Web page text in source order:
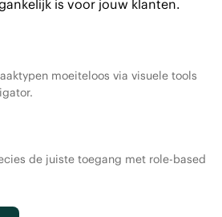
is voor jouw klanten.
moeiteloos via visuele tools
de juiste toegang met role-based